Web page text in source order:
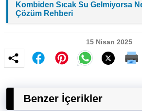
Kombiden Sıcak Su Gelmiyorsa
Çözüm Rehberi
15 Nisan 2025
Benzer İçerikler